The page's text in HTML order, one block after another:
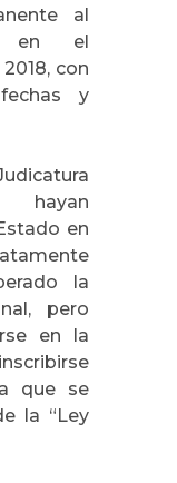
al
en el
con
y
hayan
en
la
pero
en la
que se
la “Ley